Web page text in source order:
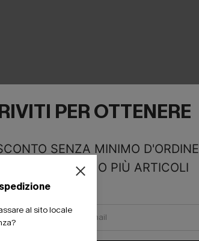
al sito locale
PER OTTENERE
SENZA MINIMO D'ORDINE
SCONTO SU 2 O PIÙ ARTICOLI